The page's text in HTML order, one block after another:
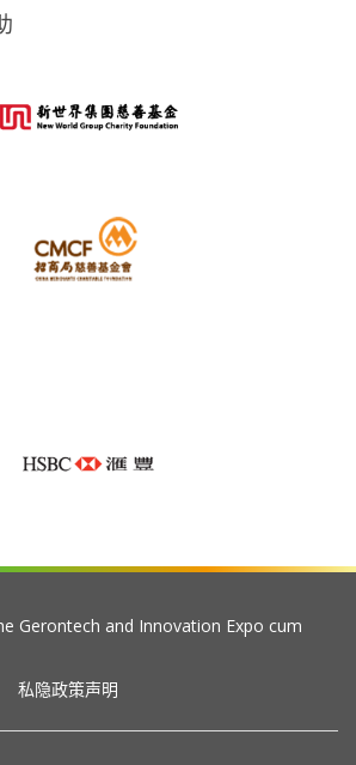
Gerontech and Innovation Expo cum
私隐政策声明